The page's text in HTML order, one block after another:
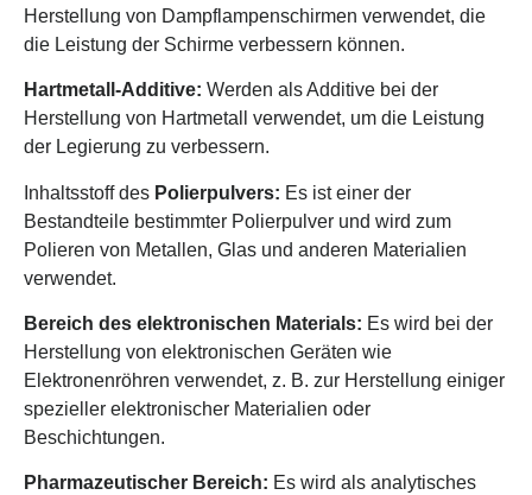
Herstellung von Dampflampenschirmen verwendet, die
die Leistung der Schirme verbessern können.
Hartmetall-Additive: Werden als Additive bei der
Herstellung von Hartmetall verwendet, um die Leistung
der Legierung zu verbessern.
Inhaltsstoff des Polierpulvers: Es ist einer der
Bestandteile bestimmter Polierpulver und wird zum
Polieren von Metallen, Glas und anderen Materialien
verwendet.
Bereich des elektronischen Materials: Es wird bei der
Herstellung von elektronischen Geräten wie
Elektronenröhren verwendet, z. B. zur Herstellung einiger
spezieller elektronischer Materialien oder
Beschichtungen.
Pharmazeutischer Bereich: Es wird als analytisches